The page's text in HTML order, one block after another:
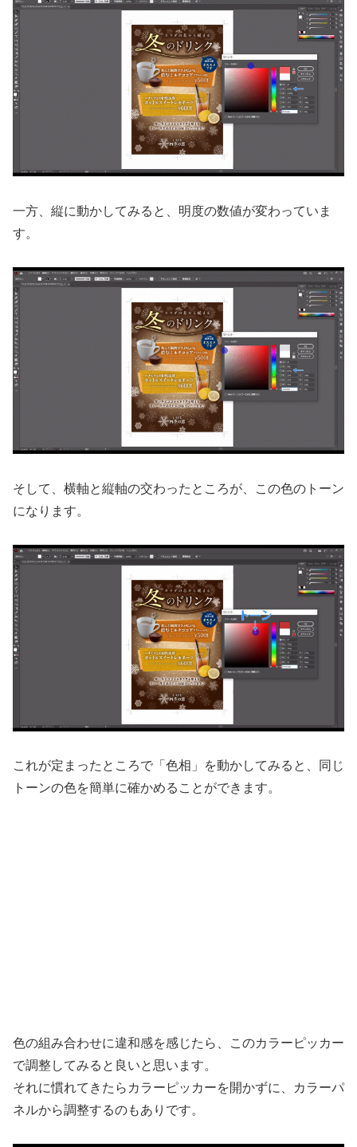
一方、縦に動かしてみると、明度の数値が変わっていま
す。
そして、横軸と縦軸の交わったところが、この色のトーン
になります。
これが定まったところで「色相」を動かしてみると、同じ
トーンの色を簡単に確かめることができます。
色の組み合わせに違和感を感じたら、このカラーピッカー
で調整してみると良いと思います。
それに慣れてきたらカラーピッカーを開かずに、カラーパ
ネルから調整するのもありです。